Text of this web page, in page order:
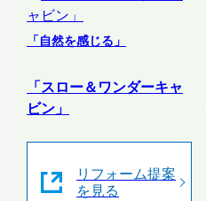
「自然を感じる」
「スロー＆ワンダーキャ
ビン」
リフォーム提案
を見る